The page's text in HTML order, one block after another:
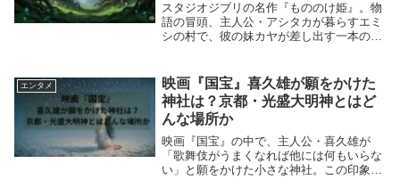
スタジオジブリの名作『もののけ姫』。物
語の冒頭、主人公・アシタカが暮らすエミ
シの村で、彼の妹カヤが差し出す一本の小
多くの観客の心に深い印象を残しました。
なぜ、カヤは...
エンタメ
映画『国宝』喜久雄が願をかけた
神社は？京都・光盛大明神とはど
んな場所か
映画『国宝』の中で、主人公・喜久雄が
「歌舞伎がうまくなれば他には何もいらな
い」と願をかけた小さな神社。この印象的